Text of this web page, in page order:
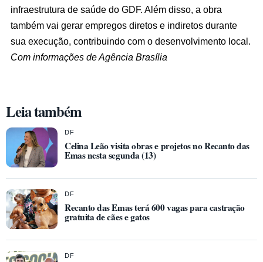
infraestrutura de saúde do GDF. Além disso, a obra
também vai gerar empregos diretos e indiretos durante
sua execução, contribuindo com o desenvolvimento local.
Com informações de Agência Brasília
Leia também
DF
Celina Leão visita obras e projetos no Recanto das
Emas nesta segunda (13)
DF
Recanto das Emas terá 600 vagas para castração
gratuita de cães e gatos
DF